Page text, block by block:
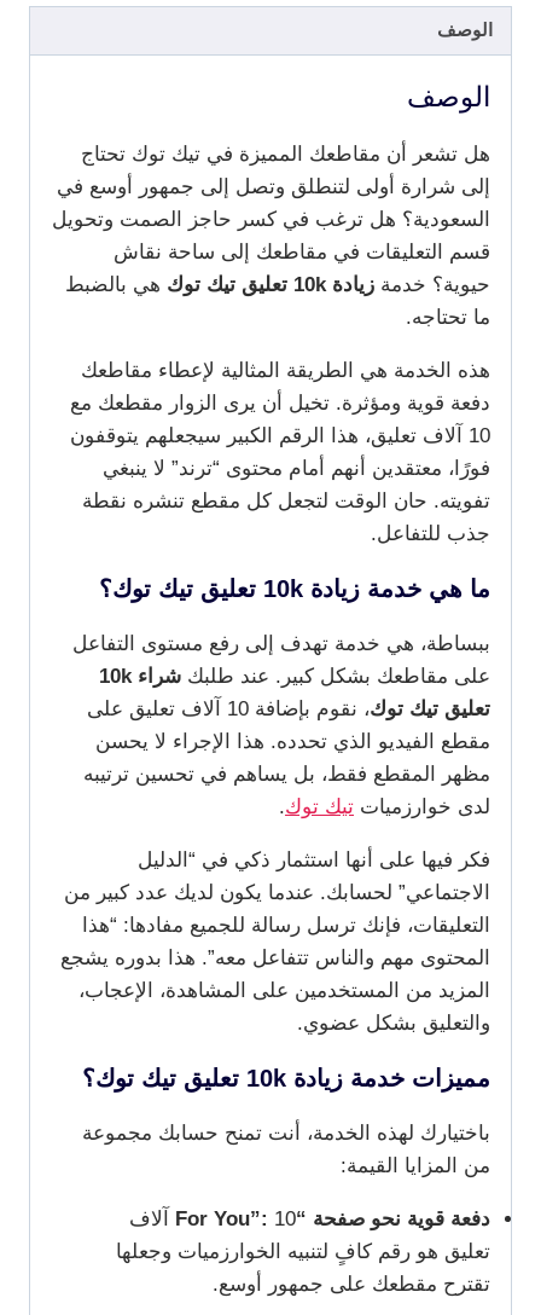
الوصف
الوصف
هل تشعر أن مقاطعك المميزة في تيك توك تحتاج
إلى شرارة أولى لتنطلق وتصل إلى جمهور أوسع في
السعودية؟ هل ترغب في كسر حاجز الصمت وتحويل
قسم التعليقات في مقاطعك إلى ساحة نقاش
حيوية؟ خدمة زيادة 10k تعليق تيك توك
هي بالضبط
ما تحتاجه.
هذه الخدمة هي الطريقة المثالية لإعطاء مقاطعك
دفعة قوية ومؤثرة. تخيل أن يرى الزوار مقطعك مع
10 آلاف تعليق، هذا الرقم الكبير سيجعلهم يتوقفون
فورًا، معتقدين أنهم أمام محتوى “ترند” لا ينبغي
تفويته. حان الوقت لتجعل كل مقطع تنشره نقطة
جذب للتفاعل.
ما هي خدمة زيادة 10k تعليق تيك توك؟
ببساطة، هي خدمة تهدف إلى رفع مستوى التفاعل
على مقاطعك بشكل كبير. عند طلبك
شراء 10k
تعليق تيك توك
، نقوم بإضافة 10 آلاف تعليق على
مقطع الفيديو الذي تحدده. هذا الإجراء لا يحسن
مظهر المقطع فقط، بل يساهم في تحسين ترتيبه
لدى خوارزميات تيك توك.
فكر فيها على أنها استثمار ذكي في “الدليل
الاجتماعي” لحسابك. عندما يكون لديك عدد كبير من
التعليقات، فإنك ترسل رسالة للجميع مفادها: “هذا
المحتوى مهم والناس تتفاعل معه”. هذا بدوره يشجع
المزيد من المستخدمين على المشاهدة، الإعجاب،
والتعليق بشكل عضوي.
مميزات خدمة زيادة 10k تعليق تيك توك؟
باختيارك لهذه الخدمة، أنت تمنح حسابك مجموعة
من المزايا القيمة:
دفعة قوية نحو صفحة “For You”:
10 آلاف
تعليق هو رقم كافٍ لتنبيه الخوارزميات وجعلها
تقترح مقطعك على جمهور أوسع.